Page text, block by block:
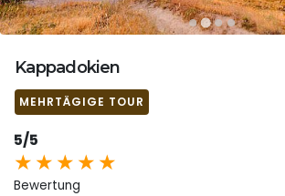
Kappadokien
MEHRTÄGIGE TOUR
5/5
Bewertung